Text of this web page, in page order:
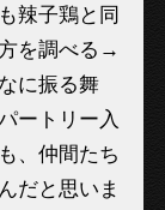
辣子鶏と同
を調べる→
に振る舞
ートリー入
、仲間たち
だと思いま